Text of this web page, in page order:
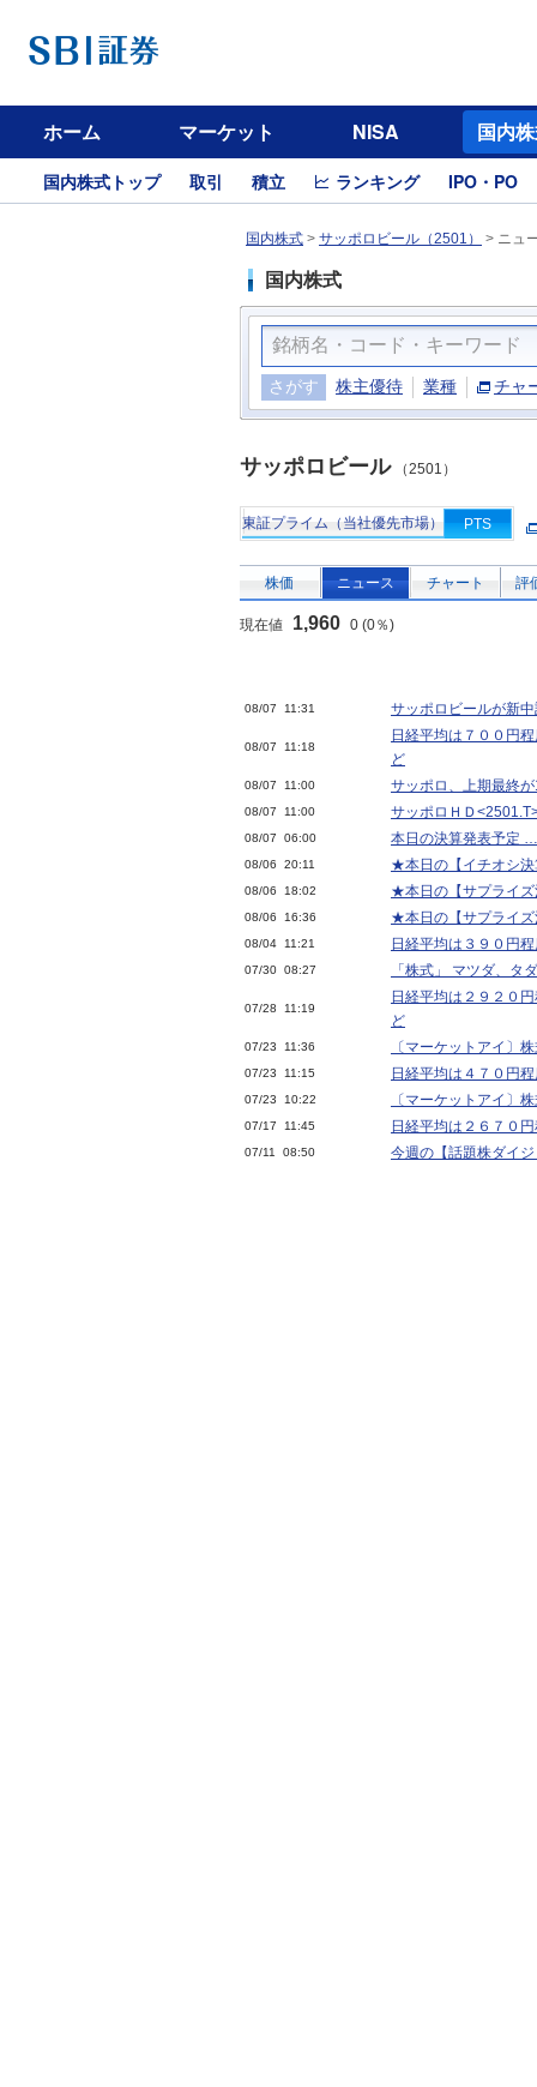
ホーム マーケット NISA 国内
国内株式トップ 取引 積立 ランキング IPO・PO
国内株式 > サッポロビール（2501） > ニュ
国内株式
さがす 株主優待 業種 チャ
サッポロビール（2501）
東証プライム（当社優先市場） PTS
株価 ニュース チャート 評
現在値 1,960 0 (0％)
08/07 11:31 サッポロビールが新
08/07 11:18
日経平均は７００円
ど
08/07 11:00 サッポロ、上期最終
08/07 11:00 サッポロＨＤ
08/07 06:00 本日の決算発表予定
08/06 20:11 ★本日の【イチオシ決
08/06 18:02 ★本日の【サプライ
08/06 16:36 ★本日の【サプライ
08/04 11:21 日経平均は３９０円
07/30 08:27 「株式」 マツダ、タ
07/28 11:19
日経平均は２９２０
ど
07/23 11:36 〔マーケットアイ〕
07/23 11:15 日経平均は４７０円
07/23 10:22 〔マーケットアイ〕
07/17 11:45 日経平均は２６７０
07/11 08:50 今週の【話題株ダイ